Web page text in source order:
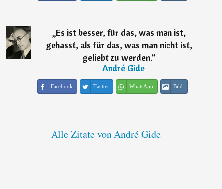
„Es ist besser, für das, was man ist,
gehasst, als für das, was man nicht ist,
geliebt zu werden.“
―André Gide
Facebook Twitter WhatsApp Bild
Alle Zitate von André Gide